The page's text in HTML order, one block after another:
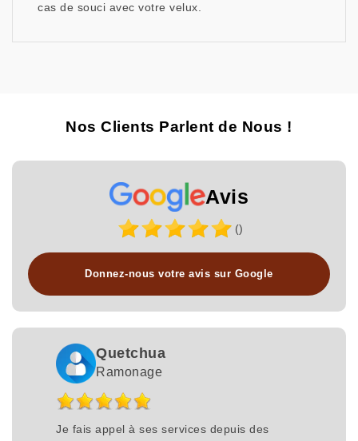
cas de souci avec votre velux.
Nos Clients Parlent de Nous !
Avis
()
Donnez-nous votre avis sur Google
Quetchua
Ramonage
Je fais appel à ses services depuis des